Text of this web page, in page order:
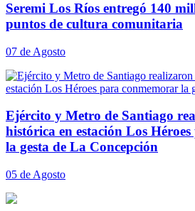
Seremi Los Ríos entregó 140
puntos de cultura comunitaria
07 de Agosto
Ejército y Metro de Santiago
histórica en estación Los
la gesta de La Concepción
05 de Agosto